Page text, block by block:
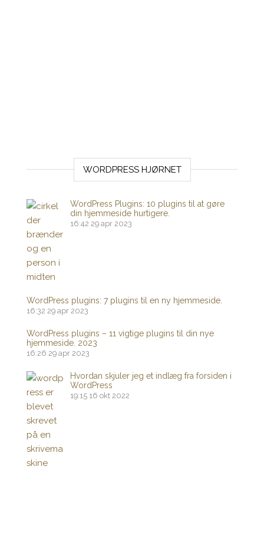
WORDPRESS HJØRNET
WordPress Plugins: 10 plugins til at gøre
din hjemmeside hurtigere.
16:42 29 apr 2023
WordPress plugins: 7 plugins til en ny hjemmeside.
16:32 29 apr 2023
WordPress plugins – 11 vigtige plugins til din nye
hjemmeside. 2023
16:26 29 apr 2023
Hvordan skjuler jeg et indlæg fra forsiden i
WordPress
19:15 16 okt 2022